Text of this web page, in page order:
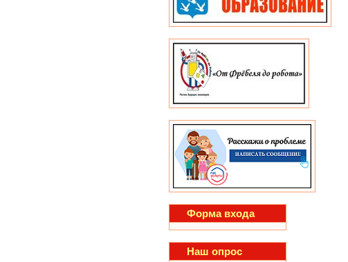
Форма входа
Наш опрос